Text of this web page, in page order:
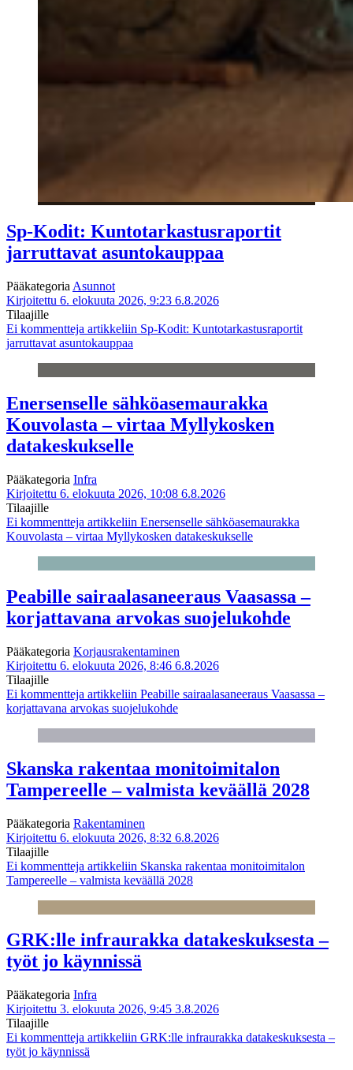
Sp-Kodit: Kuntotarkastusraportit
jarruttavat asuntokauppaa
Pääkategoria Asunnot
Kirjoitettu 6. elokuuta 2026, 9:23 6.8.2026
Tilaajille
Ei kommentteja artikkeliin Sp-Kodit: Kuntotarkastusraportit
jarruttavat asuntokauppaa
Enersenselle sähköasemaurakka
Kouvolasta – virtaa Myllykosken
datakeskukselle
Pääkategoria Infra
Kirjoitettu 6. elokuuta 2026, 10:08 6.8.2026
Tilaajille
Ei kommentteja artikkeliin Enersenselle sähköasemaurakka
Kouvolasta – virtaa Myllykosken datakeskukselle
Peabille sairaalasaneeraus Vaasassa –
korjattavana arvokas suojelukohde
Pääkategoria Korjausrakentaminen
Kirjoitettu 6. elokuuta 2026, 8:46 6.8.2026
Tilaajille
Ei kommentteja artikkeliin Peabille sairaalasaneeraus Vaasassa –
korjattavana arvokas suojelukohde
Skanska rakentaa monitoimitalon
Tampereelle – valmista keväällä 2028
Pääkategoria Rakentaminen
Kirjoitettu 6. elokuuta 2026, 8:32 6.8.2026
Tilaajille
Ei kommentteja artikkeliin Skanska rakentaa monitoimitalon
Tampereelle – valmista keväällä 2028
GRK:lle infraurakka datakeskuksesta –
työt jo käynnissä
Pääkategoria Infra
Kirjoitettu 3. elokuuta 2026, 9:45 3.8.2026
Tilaajille
Ei kommentteja artikkeliin GRK:lle infraurakka datakeskuksesta –
työt jo käynnissä